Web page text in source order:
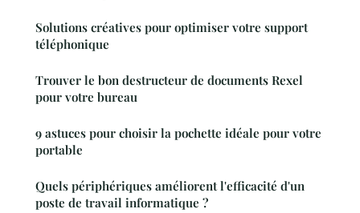
Solutions créatives pour optimiser votre support
téléphonique
Trouver le bon destructeur de documents Rexel
pour votre bureau
9 astuces pour choisir la pochette idéale pour votre
portable
Quels périphériques améliorent l'efficacité d'un
poste de travail informatique ?